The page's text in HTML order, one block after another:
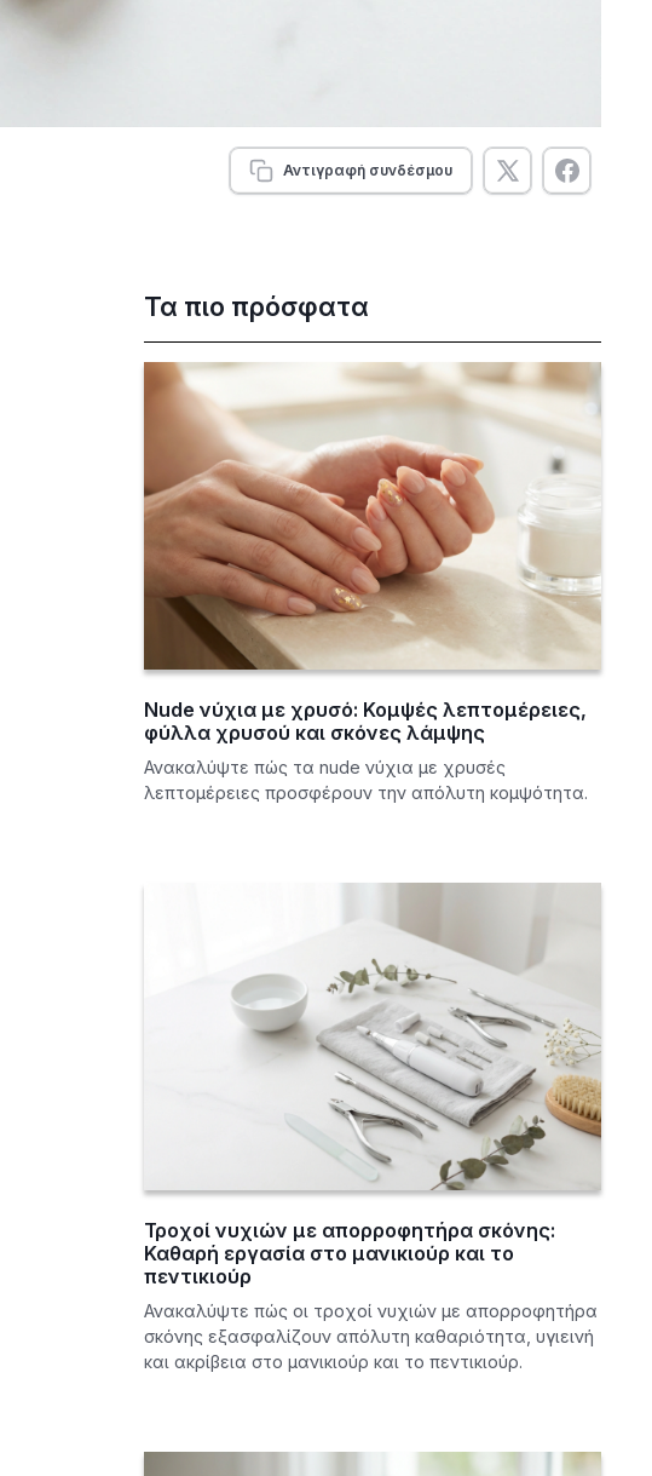
Αντιγραφή συνδέσμου
Τα πιο πρόσφατα
Nude νύχια με χρυσό: Κομψές λεπτομέρειες,
φύλλα χρυσού και σκόνες λάμψης
Ανακαλύψτε πώς τα nude νύχια με χρυσές
λεπτομέρειες προσφέρουν την απόλυτη κομψότητα.
Τροχοί νυχιών με απορροφητήρα σκόνης:
Καθαρή εργασία στο μανικιούρ και το
πεντικιούρ
Ανακαλύψτε πώς οι τροχοί νυχιών με απορροφητήρα
σκόνης εξασφαλίζουν απόλυτη καθαριότητα, υγιεινή
και ακρίβεια στο μανικιούρ και το πεντικιούρ.